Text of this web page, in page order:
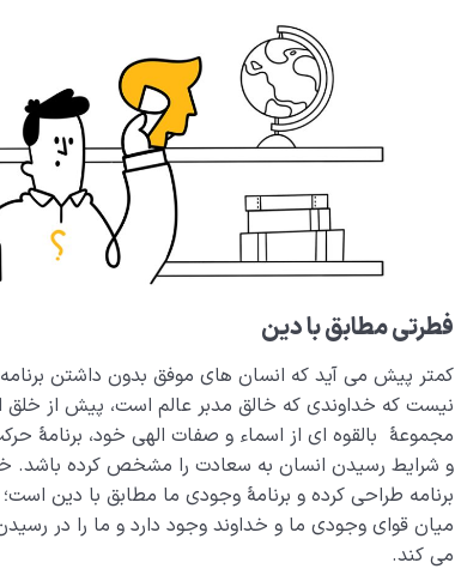
فطرتی مطابق با دین
کمتر پیش می آید که انسان های موفق بدون داشتن
نیست که خداوندی که خالق مدبر عالم است، پیش از خلق
مجموعۀ بالقوه ای از اسماء و صفات الهی خود، برنامۀ
و شرایط رسیدن انسان به سعادت را مشخص کرده باشد.
برنامه طراحی کرده و برنامۀ وجودی ما مطابق با دین
میان قوای وجودی ما و خداوند وجود دارد و ما را در
می کند.